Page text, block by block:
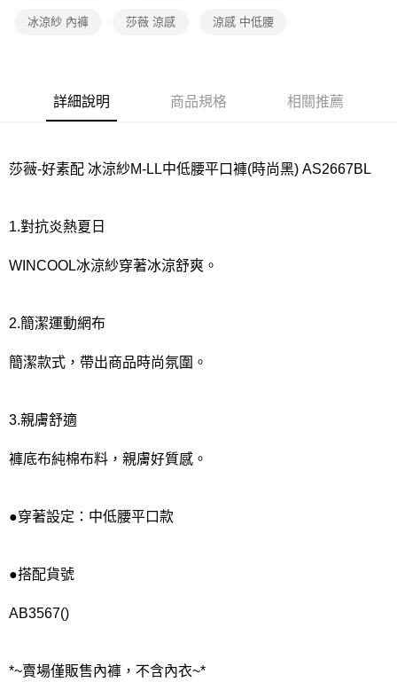
宅配
每筆NT$220
每筆NT$80，滿NT$1,000(含以上)免運費
冰涼紗 內褲 莎薇 涼感 涼感 中低腰
詳細說明 商品規格 相關推薦
莎薇-好素配 冰涼紗M-LL中低腰平口褲(時尚黑) AS2667BL
1.對抗炎熱夏日
WINCOOL冰涼紗穿著冰涼舒爽。
2.簡潔運動網布
簡潔款式，帶出商品時尚氛圍。
3.親膚舒適
褲底布純棉布料，親膚好質感。
●穿著設定：中低腰平口款
●搭配貨號
AB3567()
*~賣場僅販售內褲，不含內衣~*